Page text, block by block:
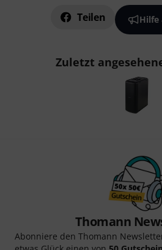
Teilen Hilfe
Zuletzt
Thomann
Abonniere den Thomann